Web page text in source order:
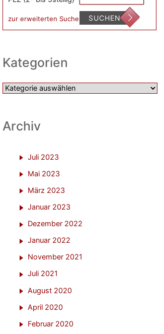
zur erweiterten Suche SUCHEN
Kategorien
Kategorien
Archiv
Juli 2023
Mai 2023
März 2023
Januar 2023
Dezember 2022
Januar 2022
November 2021
Juli 2021
August 2020
April 2020
Februar 2020